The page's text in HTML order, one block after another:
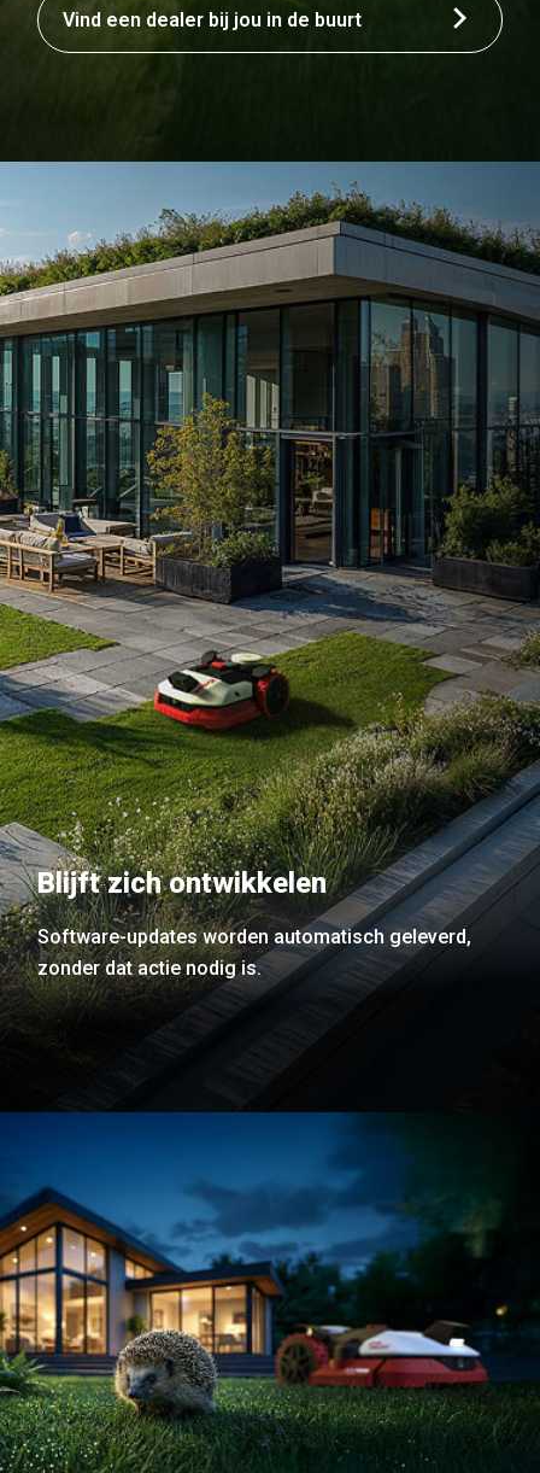
Vind een dealer bij jou in de buurt
Blijft zich ontwikkelen
Software-updates worden automatisch geleverd,
zonder dat actie nodig is.